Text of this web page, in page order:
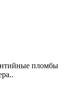
пломбы